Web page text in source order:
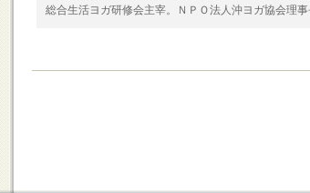
総合生活ヨガ研修会主宰。ＮＰＯ法人沖ヨガ協会理